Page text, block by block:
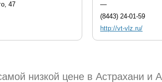
47
—
(8443) 24-01-59
http://vt-vlz.ru/
низкой цене в Астрахани и